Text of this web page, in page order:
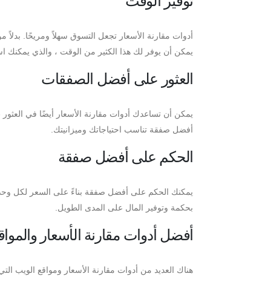
أدوات مقارنة الأسعار تجعل التسوق سهلاً ومريحًا. بدلاً
يمكن أن يوفر لك هذا الكثير من الوقت ، والذي يمكنك
العثور على أفضل الصفقات
يمكن أن تساعدك أدوات مقارنة الأسعار أيضًا في
أفضل صفقة تناسب احتياجاتك وميزانيتك.
الحكم على أفضل صفقة
يمكنك الحكم على أفضل صفقة بناءً على السعر لكل
بحكمة وتوفير المال على المدى الطويل.
أفضل أدوات مقارنة الأسعار
هناك العديد من أدوات مقارنة الأسعار ومواقع الويب